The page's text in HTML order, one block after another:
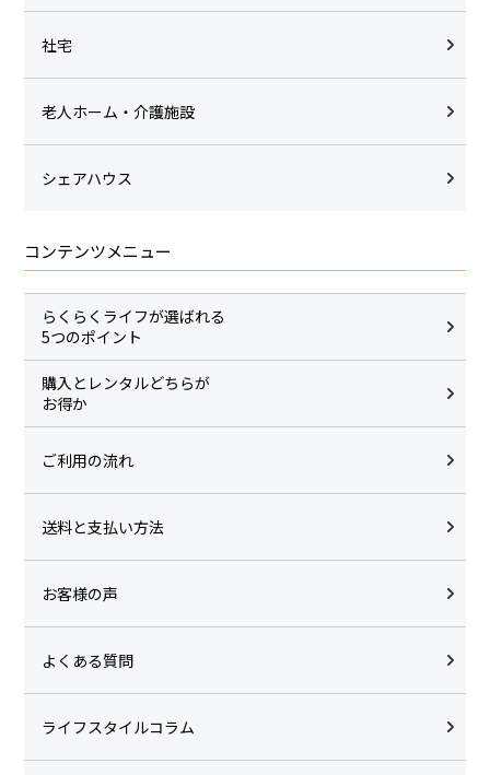
社宅
老人ホーム・介護施設
シェアハウス
コンテンツメニュー
らくらくライフが選ばれる
5つのポイント
購入とレンタルどちらが
お得か
ご利用の流れ
送料と支払い方法
お客様の声
よくある質問
ライフスタイルコラム